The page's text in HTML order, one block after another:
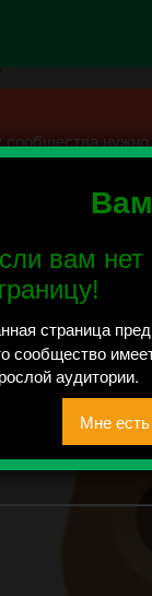
вам нет
страница
сообщество
аудитории.
нужно
/ Рейтинг 1
где вы
самых
фотографиями.
уследить!
3. Зазывы
ссылку на пост.